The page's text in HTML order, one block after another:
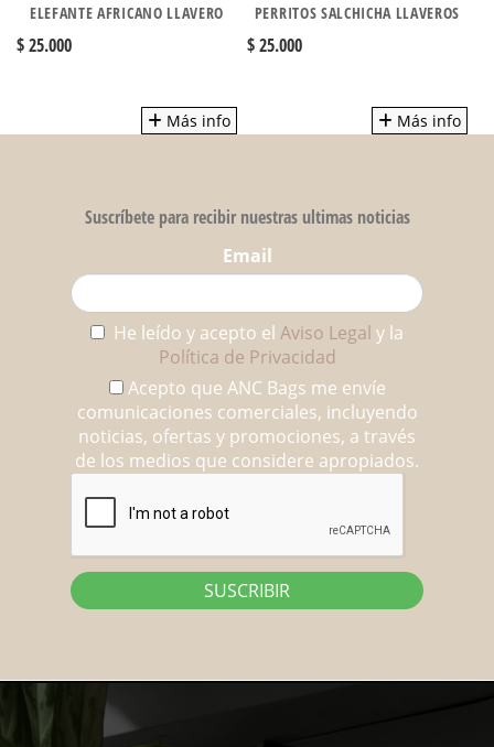
ELEFANTE AFRICANO LLAVERO
$ 25.000
Más info
PERRITOS SALCHICHA LLAVEROS
$ 25.000
Más info
Suscríbete para recibir nuestras ultimas noticias
Email
He leído y acepto el Aviso Legal y la
Política de Privacidad
Acepto que ANC Bags me envíe
comunicaciones comerciales, incluyendo
noticias, ofertas y promociones, a través
de los medios que considere apropiados.